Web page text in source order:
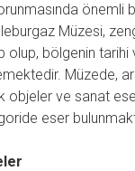
önemli
Müzesi,
olup, bölgenin tarihi
Müzede,
objeler ve sanat
eser